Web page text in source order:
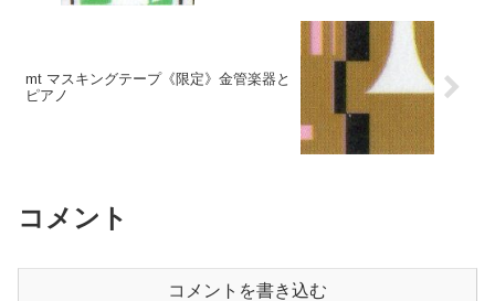
mt マスキングテープ《限定》金管楽器と
ピアノ
コメント
コメントを書き込む